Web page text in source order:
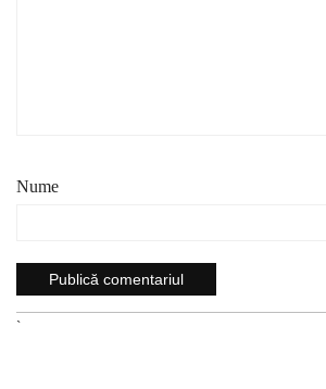
Nume
`